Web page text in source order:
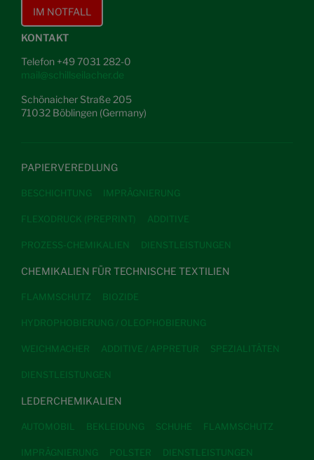
IM NOTFALL
KONTAKT
Telefon +49 7031 282-0
mail@schillseilacher.de
Schönaicher Straße 205
71032 Böblingen (Germany)
PAPIERVEREDLUNG
BESCHICHTUNG IMPRÄGNIERUNG
FLEXODRUCK (PREPRINT) ADDITIVE
PROZESS-CHEMIKALIEN DIENSTLEISTUNGEN
CHEMIKALIEN FÜR TECHNISCHE TEXTILIEN
FLAMMSCHUTZ BIOZIDE
HYDROPHOBIERUNG / OLEOPHOBIERUNG
WEICHMACHER ADDITIVE / APPRETUR SPEZIALITÄTEN
DIENSTLEISTUNGEN
LEDERCHEMIKALIEN
AUTOMOBIL BEKLEIDUNG SCHUHE FLAMMSCHUTZ
IMPRÄGNIERUNG POLSTER DIENSTLEISTUNGEN